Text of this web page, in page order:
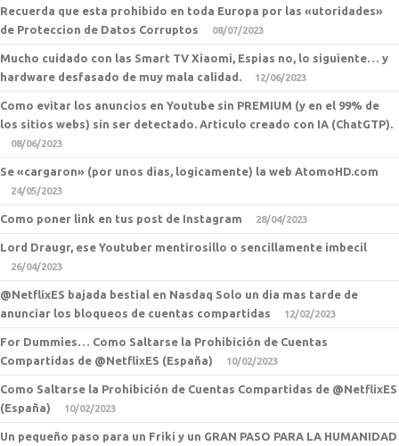
Recuerda que esta prohibido en toda Europa por las «utoridades»
de Proteccion de Datos Corruptos
08/07/2023
Mucho cuidado con las Smart TV Xiaomi, Espias no, lo siguiente… y
hardware desfasado de muy mala calidad.
12/06/2023
Como evitar los anuncios en Youtube sin PREMIUM (y en el 99% de
los sitios webs) sin ser detectado. Articulo creado con IA (ChatGTP).
08/06/2023
Se «cargaron» (por unos dias, logicamente) la web AtomoHD.com
24/05/2023
Como poner link en tus post de Instagram 28/04/2023
Lord Draugr, ese Youtuber mentirosillo o sencillamente imbecil
26/04/2023
@NetflixES bajada bestial en Nasdaq Solo un dia mas tarde de
anunciar los bloqueos de cuentas compartidas
12/02/2023
For Dummies… Como Saltarse la Prohibición de Cuentas
Compartidas de @NetflixES (España)
10/02/2023
Como Saltarse la Prohibición de Cuentas Compartidas de @NetflixES
(España)
10/02/2023
Un pequeño paso para un Friki y un GRAN PASO PARA LA HUMANIDAD